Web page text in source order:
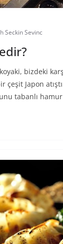
Seckin Sevinc
bizdeki
çeşit Japon
tabanlı hamur